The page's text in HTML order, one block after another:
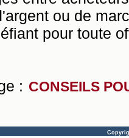
ou de
pour toute
: CONSEILS